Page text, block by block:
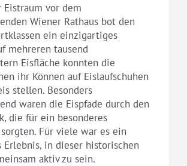
Eistraum vor dem
Wiener Rathaus bot den
ein einzigartiges
mehreren tausend
Eisfläche konnten die
ihr Können auf Eislaufschuhen
stellen. Besonders
waren die Eispfade durch den
die für ein besonderes
Für viele war es ein
Erlebnis, in dieser historischen
aktiv zu sein.